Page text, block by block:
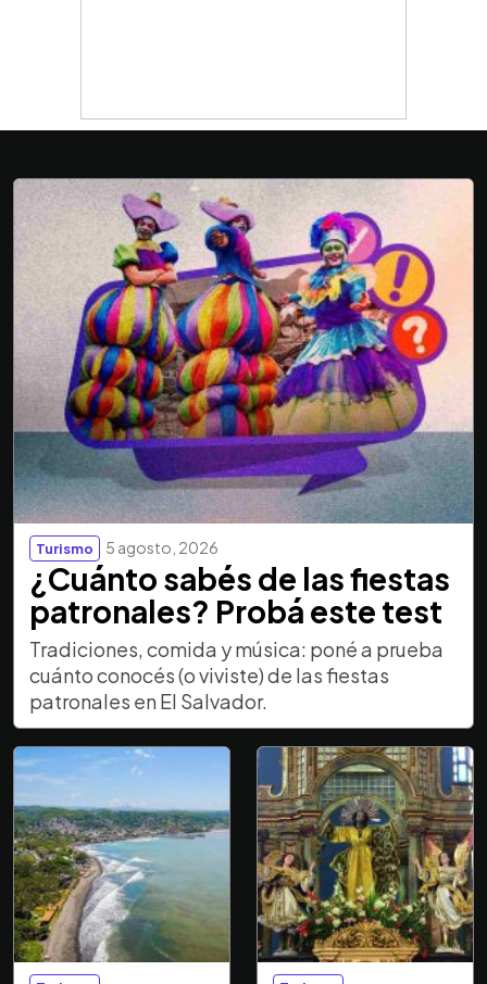
Turismo 5 agosto, 2026
¿Cuánto sabés de las fiestas
patronales? Probá este test
Tradiciones, comida y música: poné a prueba
cuánto conocés (o viviste) de las fiestas
patronales en El Salvador.